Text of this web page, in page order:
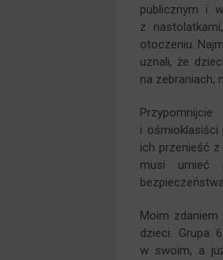
publicznym i
z
otoczeniu.
uznali, że
na zebraniach,
i ośmioklasiści
ich przenieść
musi umieć
Moim
dzieci. Grupa
w swoim, a